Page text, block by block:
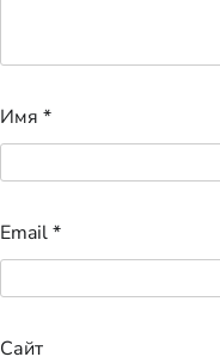
Имя *
Email*
Сайт